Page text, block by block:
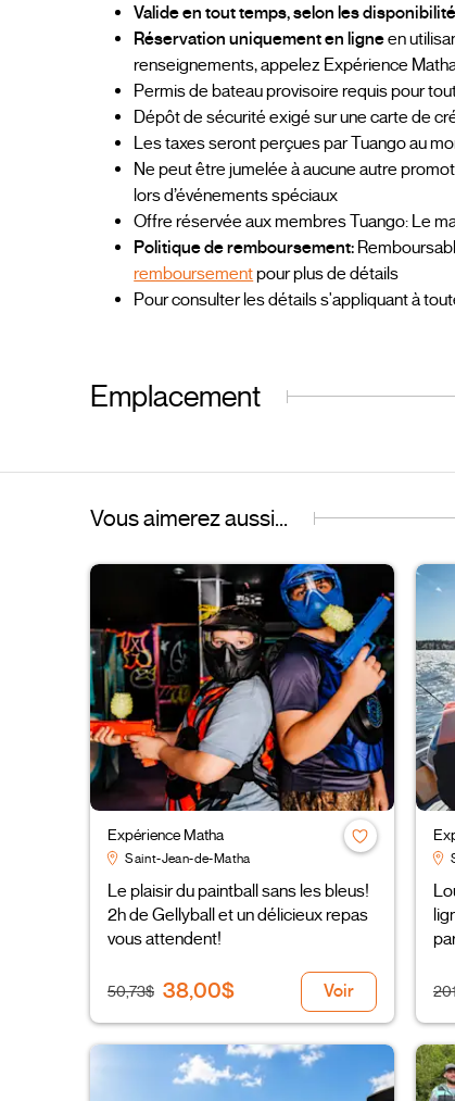
Valide en tout temps, selon les
Réservation uniquement en ligneen
renseignements, appelez Expérience
Permis de bateau provisoire requis pour
Dépôt de sécurité exigé sur une carte de
Les taxes seront perçues par Tuango au
Ne peut être jumelée à aucune autre
lors d’événements spéciaux
Offre réservée aux membres Tuango: Le
Politique de remboursement:
remboursementpour plus de détails
Pour consulter les détails s'appliquant à
Emplacement
Vous aimerez aussi...
Expérience Matha
Saint-Jean-de-Matha
Le plaisir du paintball sans les bleus!
2h de Gellyball et un délicieux repas
vous attendent!
50,73$ 38,00$ Voir